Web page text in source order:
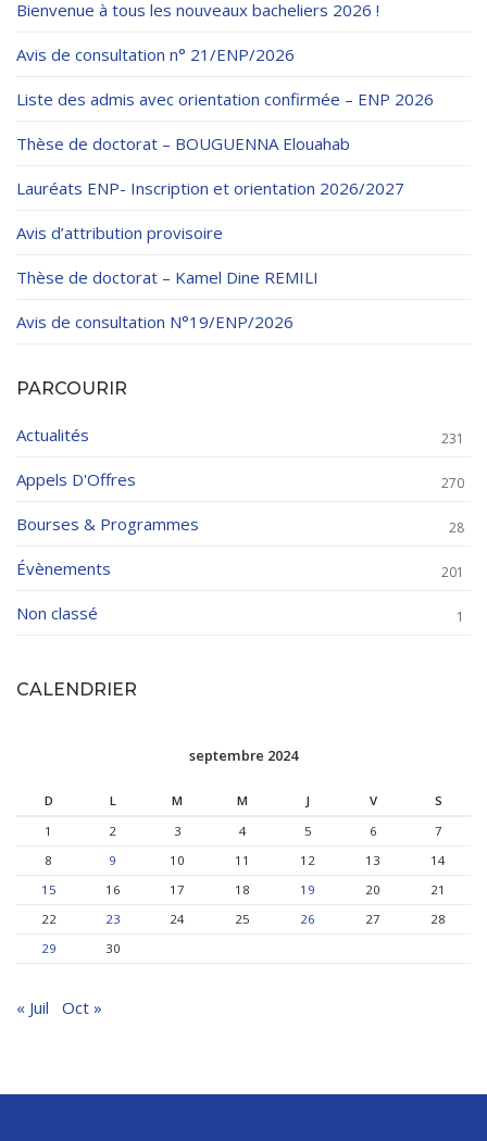
Classes Préparatoires
Programmes Pédagogiques
Formations assurées
Bienvenue à tous les nouveaux bacheliers 2026 !
Avis de consultation n° 21/ENP/2026
Liste des admis avec orientation confirmée – ENP 2026
Thèse de doctorat – BOUGUENNA Elouahab
Lauréats ENP- Inscription et orientation 2026/2027
Avis d’attribution provisoire
Thèse de doctorat – Kamel Dine REMILI
Avis de consultation N°19/ENP/2026
PARCOURIR
Actualités 231
Appels D'Offres 270
Bourses & Programmes 28
Évènements 201
Non classé 1
CALENDRIER
septembre 2024
D L M M J V
S
1
2 3 4 5 6
7
8
9 10 11 12 13
14
15
16 17 18 19 20
21
22
23 24 25 26 27
28
29
30
« Juil Oct »